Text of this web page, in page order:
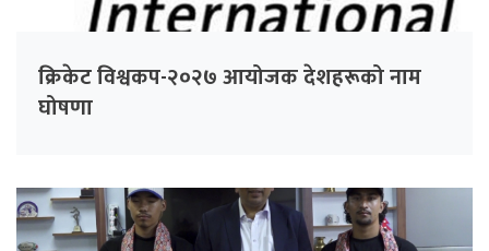
क्रिकेट विश्वकप-२०२७ आयोजक देशहरूको नाम
घोषणा